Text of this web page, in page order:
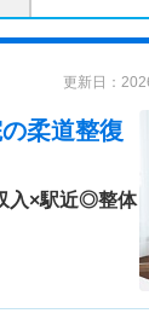
更新日：
の柔道整復
入×駅近◎整体